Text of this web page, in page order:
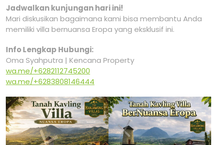
Jadwalkan kunjungan hari ini!
Mari diskusikan bagaimana kami bisa membantu Anda
memiliki villa bernuansa Eropa yang eksklusif ini.
Info Lengkap Hubungi:
Oma Syahputra | Kencana Property
wa.me/+6282112745200
wa.me/+6283808146444